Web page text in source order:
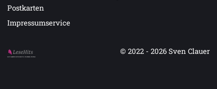
Postkarten
Impressumservice
Auf LeseHits.de findest Du die besten Bücher.
© 2022 - 2026 Sven Clauer